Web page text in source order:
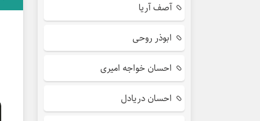
آصف آریا
ابوذر روحی
احسان خواجه امیری
احسان دریادل